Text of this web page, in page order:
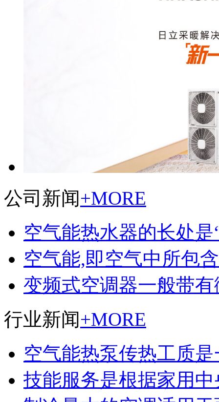
公司新闻+MORE
空气能热水器的长处是
空气能,即空气中所包
变频式空调器一般带
行业新闻+MORE
空气能热泵传热工质
技能服务是根据家用